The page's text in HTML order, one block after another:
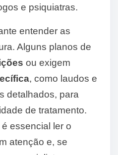
e psiquiatras.
entender as
Alguns planos de
ou exigem
, como laudos e
detalhados, para
de tratamento.
essencial ler o
atenção e, se